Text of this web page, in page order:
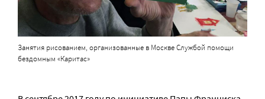
Занятия рисованием, организованные в Москве Службой помощи
бездомным «Каритас»